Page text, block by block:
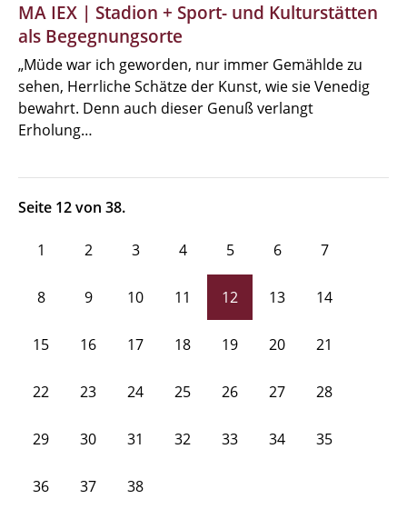
MA IEX | Stadion + Sport- und Kulturstätten
als Begegnungsorte
„Müde war ich geworden, nur immer Gemählde zu
sehen, Herrliche Schätze der Kunst, wie sie Venedig
bewahrt. Denn auch dieser Genuß verlangt
Erholung…
Seite 12 von 38.
1 2 3 4 5 6 7
8 9 10 11 12 13 14
15 16 17 18 19 20 21
22 23 24 25 26 27 28
29 30 31 32 33 34 35
36 37 38